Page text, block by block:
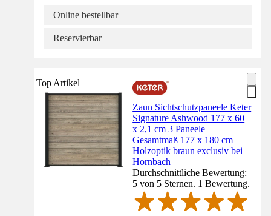
Online bestellbar
Reservierbar
Top Artikel
Zaun Sichtschutzpaneele Keter
Signature Ashwood 177 x 60
x 2,1 cm 3 Paneele
Gesamtmaß 177 x 180 cm
Holzoptik braun exclusiv bei
Hornbach
Durchschnittliche Bewertung:
5 von 5 Sternen. 1 Bewertung.